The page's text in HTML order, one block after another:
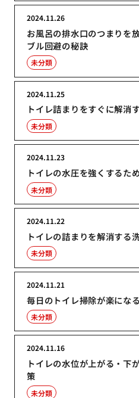
お風呂の排水口のつまりを
ブル回避の秘訣
2024.11.26
未分類
トイレ詰まりをすぐに解消
2024.11.25
未分類
トイレの水圧を強くするた
2024.11.23
未分類
トイレの詰まりを解消する
2024.11.22
未分類
毎日のトイレ掃除が楽にな
2024.11.21
未分類
トイレの水位が上がる・下
策
2024.11.16
未分類